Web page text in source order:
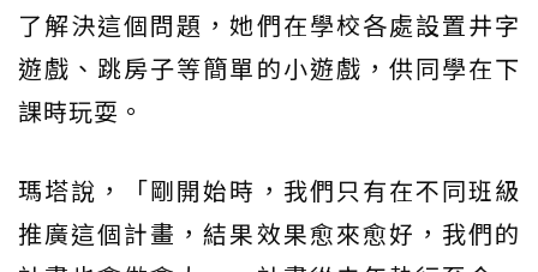
了解決這個問題，她們在學校各處設置井字
遊戲、跳房子等簡單的小遊戲，供同學在下
課時玩耍。
瑪塔說，「剛開始時，我們只有在不同班級
推廣這個計畫，結果效果愈來愈好，我們的